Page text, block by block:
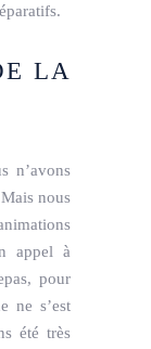
LA
n’avons
nous
appel à
pour
ne s’est
été très